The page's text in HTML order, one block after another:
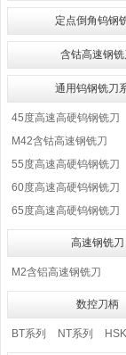
定点倒角钨钢
含钴高速钢铣
通用钨钢铣刀
45度高速高硬钨钢铣刀
M42含钴高速钢铣刀
55度高速高硬钨钢铣刀
60度高速高硬钨钢铣刀
65度高速高硬钨钢铣刀
高速钢铣刀
M2含铝高速钢铣刀
数控刀柄
BT系列 NT系列